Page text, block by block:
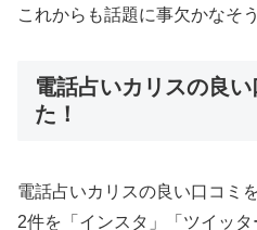
これからも話題に事欠かなそう
電話占いカリスの良
た！
電話占いカリスの良い口コミ
2件を「インスタ」「ツイッ